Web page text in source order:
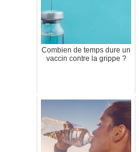
Combien de temps dure un
vaccin contre la grippe ?